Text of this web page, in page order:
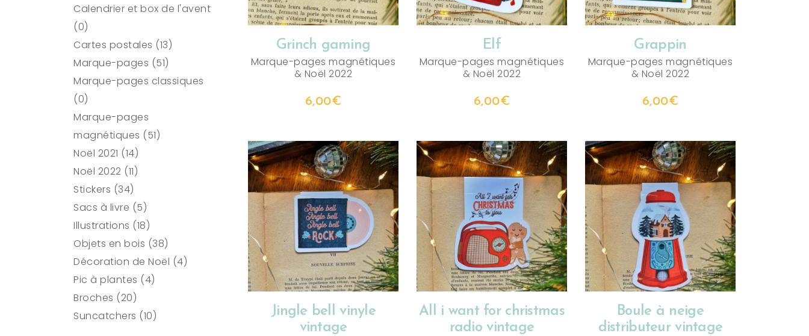
Grinch gaming
Marque-pages magnétiques
& Noël 2022
6,00€
Elf
Marque-pages magnétiques
& Noël 2022
6,00€
Grappin
Marque-pages magnétiques
& Noël 2022
6,00€
AJOUTER AU PANIER
Jingle bell vinyle
vintage
AJOUTER AU PANIER
All i want for christmas
radio vintage
AJOUTER AU PANIER
Boule à neige
distributeur vintage
produits
Calendrier et box de l'avent
00
produit
Cartes postales 1313
produits
Marque-pages 5151
produits
Marque-pages classiques
00
produit
Marque-pages
magnétiques
5151
Noël 2021 1414
produits
Noël 2022 1111
Stickers 3434
produits
Sacs à livre 55
produits
Illustrations 1818
produits
Objets en bois 3838
produits
Décoration de Noël 44
Pic à plantes 44
Broches 2020
produits
Suncatchers 1010